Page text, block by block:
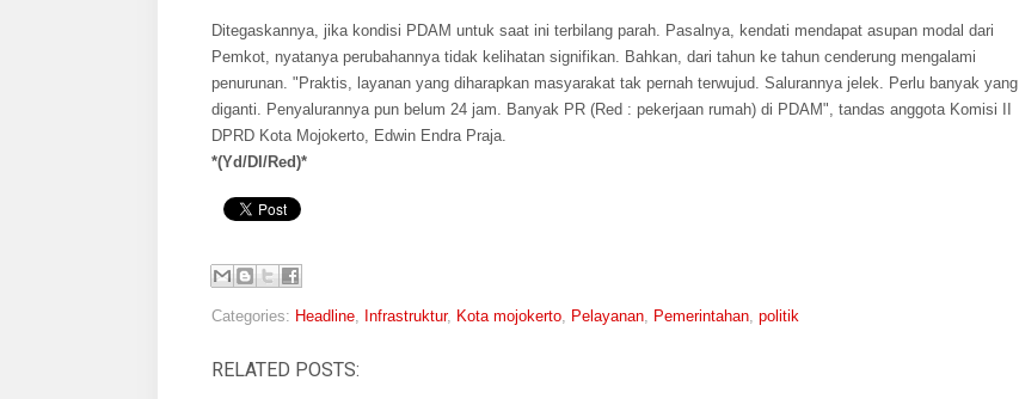
Ditegaskannya, jika kondisi PDAM untuk saat ini terbilang parah. Pasalnya, kendati mendapat asupan modal dari
Pemkot, nyatanya perubahannya tidak kelihatan signifikan. Bahkan, dari tahun ke tahun cenderung mengalami
penurunan. "Praktis, layanan yang diharapkan masyarakat tak pernah terwujud. Salurannya jelek. Perlu banyak yang
diganti. Penyalurannya pun belum 24 jam. Banyak PR (Red : pekerjaan rumah) di PDAM", tandas anggota Komisi II
DPRD Kota Mojokerto, Edwin Endra Praja.
*(Yd/DI/Red)*
Categories: Headline Infrastruktur, Kota mojokerto Pelayanan Pemerintahan politik
RELATED POSTS: